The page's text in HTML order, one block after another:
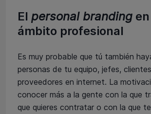
El personal branding
ámbito profesional
Es muy probable que tú también
personas de tu equipo, jefes,
proveedores en internet. La
conocer más a la gente con la que
que quieres contratar o con la que